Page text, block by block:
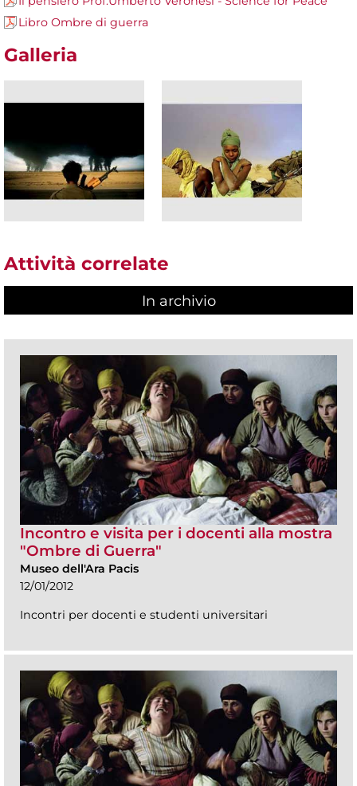
Libro Ombre di guerra
Galleria
Attività correlate
In archivio
Incontro e visita per i docenti alla mostra
"Ombre di Guerra"
Museo dell'Ara Pacis
12/01/2012
Incontri per docenti e studenti universitari